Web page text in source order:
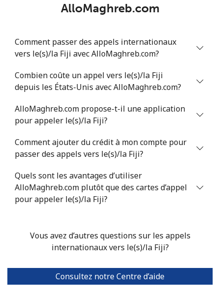
AlloMaghreb.com
Comment passer des appels internationaux
vers le(s)/la Fiji avec AlloMaghreb.com?
Combien coûte un appel vers le(s)/la Fiji
depuis les États-Unis avec AlloMaghreb.com?
AlloMaghreb.com propose-t-il une application
pour appeler le(s)/la Fiji?
Comment ajouter du crédit à mon compte pour
passer des appels vers le(s)/la Fiji?
Quels sont les avantages d’utiliser
AlloMaghreb.com plutôt que des cartes d’appel
pour appeler le(s)/la Fiji?
Vous avez d’autres questions sur les appels
internationaux vers le(s)/la Fiji?
Consultez notre Centre d’aide